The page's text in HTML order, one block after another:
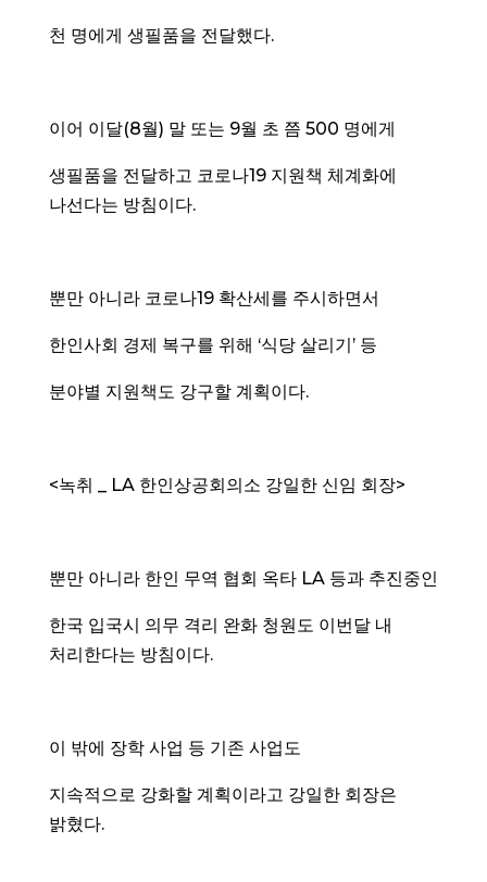
천 명에게 생필품을 전달했다.
이어 이달(8월) 말 또는 9월 초 쯤 500 명에게
생필품을 전달하고 코로나19 지원책 체계화에
나선다는 방침이다.
뿐만 아니라 코로나19 확산세를 주시하면서
한인사회 경제 복구를 위해 ‘식당 살리기’ 등
분야별 지원책도 강구할 계획이다.
<녹취 _ LA 한인상공회의소 강일한 신임 회장>
뿐만 아니라 한인 무역 협회 옥타 LA 등과 추진중인
한국 입국시 의무 격리 완화 청원도 이번달 내
처리한다는 방침이다.
이 밖에 장학 사업 등 기존 사업도
지속적으로 강화할 계획이라고 강일한 회장은
밝혔다.